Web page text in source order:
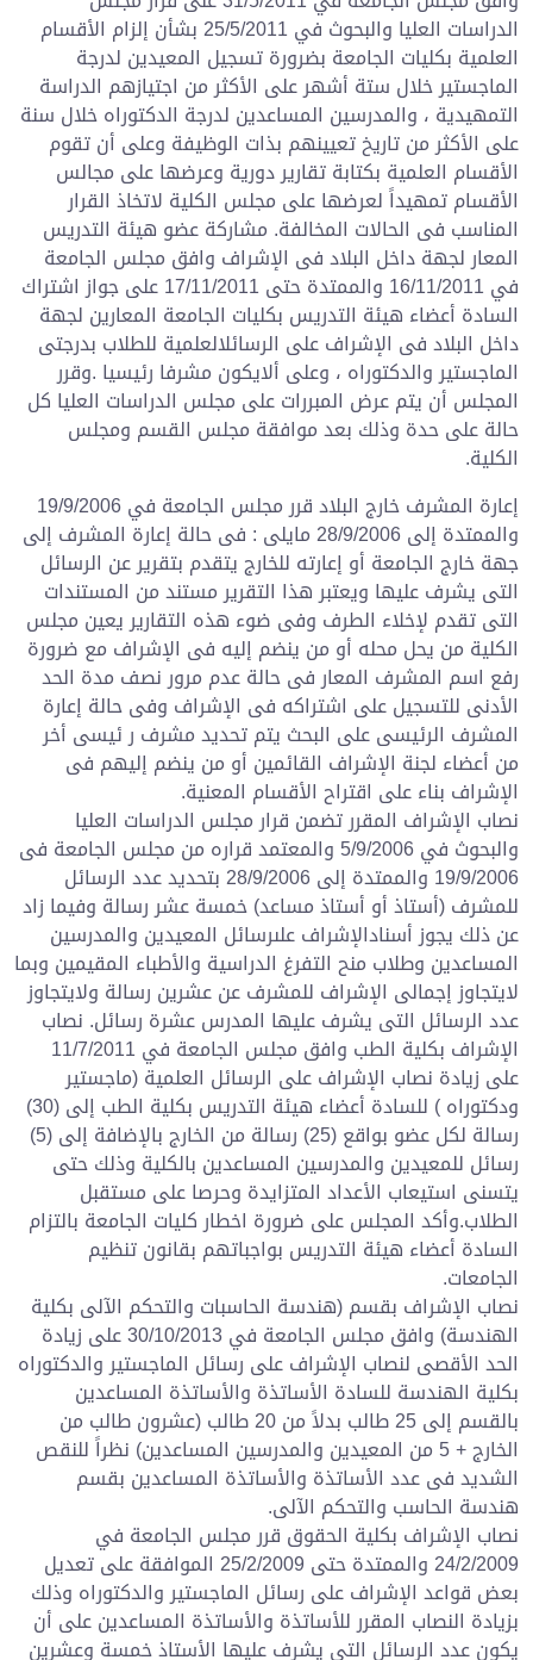
الدراسات العليا والبحوث في 25/5/2011 بشأن إلزام الأقسام
العلمية بكليات الجامعة بضرورة تسجيل المعيدين لدرجة
الماجستير خلال ستة أشهر على الأكثر من اجتيازهم الدراسة
التمهيدية ، والمدرسين المساعدين لدرجة الدكتوراه خلال سنة
على الأكثر من تاريخ تعيينهم بذات الوظيفة وعلى أن تقوم
الأقسام العلمية بكتابة تقارير دورية وعرضها على مجالس
الأقسام تمهيداً لعرضها على مجلس الكلية لاتخاذ القرار
المناسب فى الحالات المخالفة. مشاركة عضو هيئة التدريس
المعار لجهة داخل البلاد فى الإشراف وافق مجلس الجامعة
في 16/11/2011 والممتدة حتى 17/11/2011 على جواز اشتراك
السادة أعضاء هيئة التدريس بكليات الجامعة المعارين لجهة
داخل البلاد فى الإشراف على الرسائلالعلمية للطلاب بدرجتى
الماجستير والدكتوراه ، وعلى ألايكون مشرفا رئيسيا .وقرر
المجلس أن يتم عرض المبررات على مجلس الدراسات العليا كل
حالة على حدة وذلك بعد موافقة مجلس القسم ومجلس
الكلية.
إعارة المشرف خارج البلاد قرر مجلس الجامعة في 19/9/2006
والممتدة إلى 28/9/2006 مايلى : فى حالة إعارة المشرف إلى
جهة خارج الجامعة أو إعارته للخارج يتقدم بتقرير عن الرسائل
التى يشرف عليها ويعتبر هذا التقرير مستند من المستندات
التى تقدم لإخلاء الطرف وفى ضوء هذه التقارير يعين مجلس
الكلية من يحل محله أو من ينضم إليه فى الإشراف مع ضرورة
رفع اسم المشرف المعار فى حالة عدم مرور نصف مدة الحد
الأدنى للتسجيل على اشتراكه فى الإشراف وفى حالة إعارة
المشرف الرئيسى على البحث يتم تحديد مشرف ر ئيسى أخر
من أعضاء لجنة الإشراف القائمين أو من ينضم إليهم فى
الإشراف بناء على اقتراح الأقسام المعنية.
نصاب الإشراف المقرر تضمن قرار مجلس الدراسات العليا
والبحوث في 5/9/2006 والمعتمد قراره من مجلس الجامعة فى
19/9/2006 والممتدة إلى 28/9/2006 بتحديد عدد الرسائل
للمشرف (أستاذ أو أستاذ مساعد) خمسة عشر رسالة وفيما زاد
عن ذلك يجوز أسنادالإشراف علىرسائل المعيدين والمدرسين
المساعدين وطلاب منح التفرغ الدراسية والأطباء المقيمين وبما
لايتجاوز إجمالى الإشراف للمشرف عن عشرين رسالة ولايتجاوز
عدد الرسائل التى يشرف عليها المدرس عشرة رسائل. نصاب
الإشراف بكلية الطب وافق مجلس الجامعة في 11/7/2011
على زيادة نصاب الإشراف على الرسائل العلمية (ماجستير
ودكتوراه ) للسادة أعضاء هيئة التدريس بكلية الطب إلى (30)
رسالة لكل عضو بواقع (25) رسالة من الخارج بالإضافة إلى (5)
رسائل للمعيدين والمدرسين المساعدين بالكلية وذلك حتى
يتسنى استيعاب الأعداد المتزايدة وحرصا على مستقبل
الطلاب.وأكد المجلس على ضرورة اخطار كليات الجامعة بالتزام
السادة أعضاء هيئة التدريس بواجباتهم بقانون تنظيم
الجامعات.
نصاب الإشراف بقسم (هندسة الحاسبات والتحكم الآلى بكلية
الهندسة) وافق مجلس الجامعة في 30/10/2013 على زيادة
الحد الأقصى لنصاب الإشراف على رسائل الماجستير والدكتوراه
بكلية الهندسة للسادة الأساتذة والأساتذة المساعدين
بالقسم إلى 25 طالب بدلاً من 20 طالب (عشرون طالب من
الخارج + 5 من المعيدين والمدرسين المساعدين) نظراً للنقص
الشديد فى عدد الأساتذة والأساتذة المساعدين بقسم
هندسة الحاسب والتحكم الآلى.
نصاب الإشراف بكلية الحقوق قرر مجلس الجامعة في
24/2/2009 والممتدة حتى 25/2/2009 الموافقة على تعديل
بعض قواعد الإشراف على رسائل الماجستير والدكتوراه وذلك
بزيادة النصاب المقرر للأساتذة والأساتذة المساعدين على أن
يكون عدد الرسائل التى يشرف عليها الأستاذ خمسة وعشرين